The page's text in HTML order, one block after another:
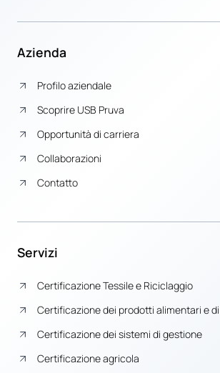
Azienda
Profilo aziendale
Scoprire USB Pruva
Opportunità di carriera
Collaborazioni
Contatto
Servizi
Certificazione Tessile e Riciclaggio
Certificazione dei prodotti alimentari e
Certificazione dei sistemi di gestione
Certificazione agricola